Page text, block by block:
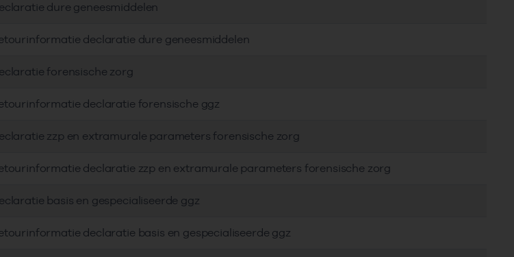
dure geneesmiddelen
declaratie dure geneesmiddelen
forensische zorg
declaratie forensische ggz
zzp en extramurale parameters forensische zorg
declaratie zzp en extramurale parameters forensische zorg
basis en gespecialiseerde ggz
declaratie basis en gespecialiseerde ggz